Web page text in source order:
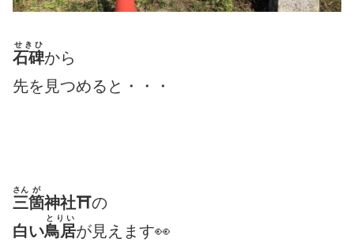
石碑
せきひ
から
先を見つめると・・・
三
さん
箇
が
神社⛩の
白い鳥居
とりい
が見えます👀